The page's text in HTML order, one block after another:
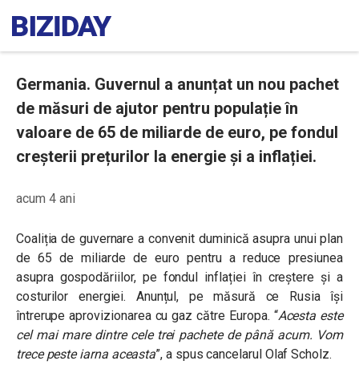
Germania. Guvernul a anunțat un nou pachet
de măsuri de ajutor pentru populație în
valoare de 65 de miliarde de euro, pe fondul
creșterii prețurilor la energie și a inflației.
acum 4 ani
Coaliția de guvernare a convenit duminică asupra unui plan
de 65 de miliarde de euro pentru a reduce presiunea
asupra gospodăriilor, pe fondul inflației în creștere și a
costurilor energiei. Anunțul, pe măsură ce Rusia își
întrerupe aprovizionarea cu gaz către Europa. “Acesta este
cel mai mare dintre cele trei pachete de până acum. Vom
trece peste iarna aceasta”, a spus cancelarul Olaf Scholz.